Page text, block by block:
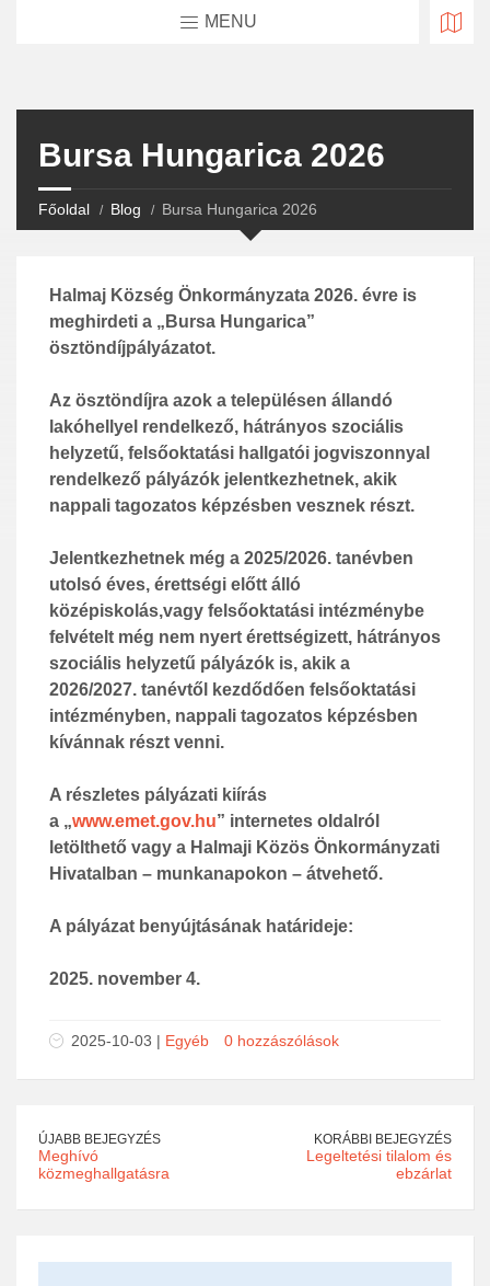
MENU
Bursa Hungarica 2026
Főoldal Blog Bursa Hungarica 2026
Halmaj Község Önkormányzata 2026. évre is
meghirdeti a „Bursa Hungarica”
ösztöndíjpályázatot.
Az ösztöndíjra azok a településen állandó
lakóhellyel rendelkező, hátrányos szociális
helyzetű, felsőoktatási hallgatói jogviszonnyal
rendelkező pályázók jelentkezhetnek, akik
nappali tagozatos képzésben vesznek részt.
Jelentkezhetnek még a 2025/2026. tanévben
utolsó éves, érettségi előtt álló
középiskolás,vagy felsőoktatási intézménybe
felvételt még nem nyert érettségizett, hátrányos
szociális helyzetű pályázó k is, akik a
2026/2027. tanévtől kezdődően felsőoktatási
intézményben, nappali tagozatos képzésben
kívánnak részt venni.
A részletes pályázati kiírás
a „www.emet.gov.hu” internetes oldalról
letölthető vagy a Halmaji Közös Önkormányzati
Hivatalban – munkanapokon – átvehető.
A pályázat benyújtásának határideje:
2025. november 4.
2025-10-03 | Egyéb 0 hozzászólások
ÚJABB BEJEGYZÉS
Meghívó
közmeghallgatásra
KORÁBBI BEJEGYZÉS
Legeltetési tilalom és
ebzárlat